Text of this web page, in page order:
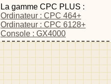
La gamme CPC PLUS :
Ordinateur : CPC 464+
Ordinateur : CPC 6128+
Console : GX4000